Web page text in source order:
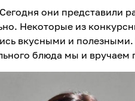
они представили
Некоторые из
вкусными и
блюда мы и вручаем